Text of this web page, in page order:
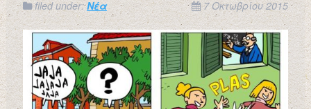
7 Οκτωβρίου 2015
filed under:Νέα